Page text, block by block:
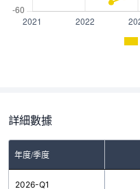
詳細數據
年度/季度
2026-Q1